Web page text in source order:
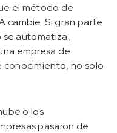
el método de
cambie. Si gran parte
se automatiza,
empresa de
no solo
o los
pasaron de